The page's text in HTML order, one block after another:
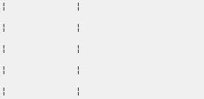
¦           ¦
¦           ¦
¦           ¦
¦           ¦
¦           ¦